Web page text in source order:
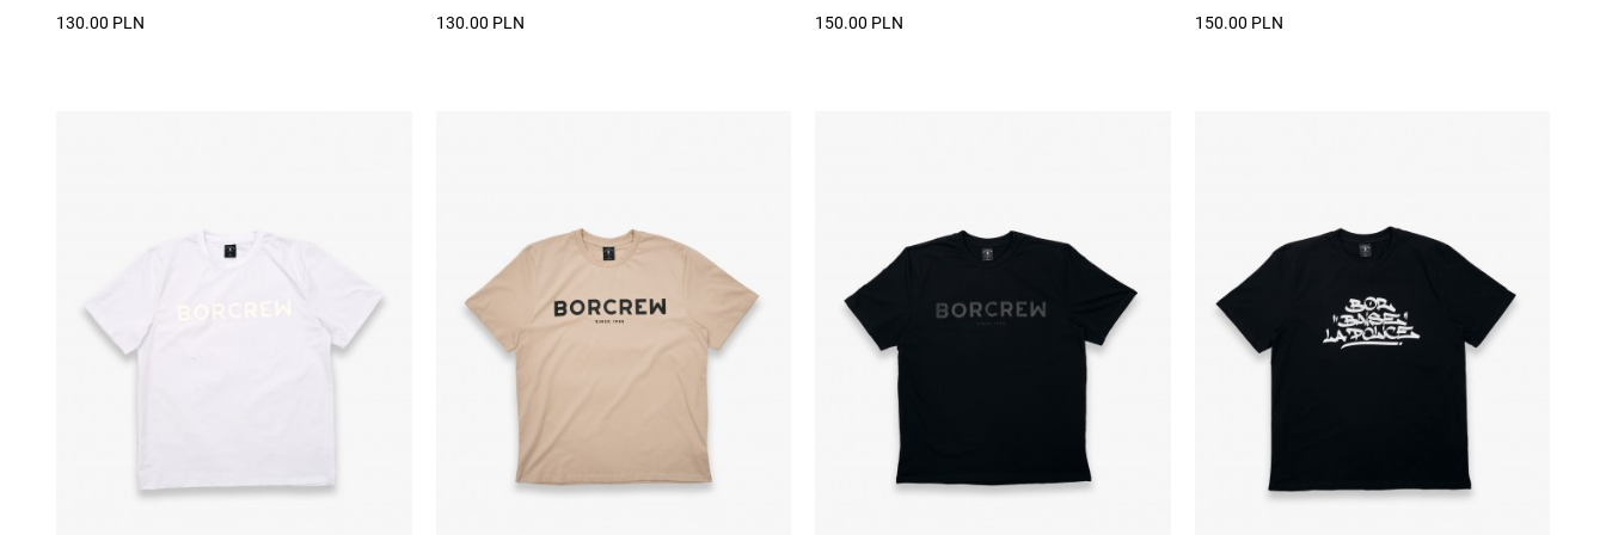
130.00 PLN 130.00 PLN 150.00 PLN 150.00 PLN